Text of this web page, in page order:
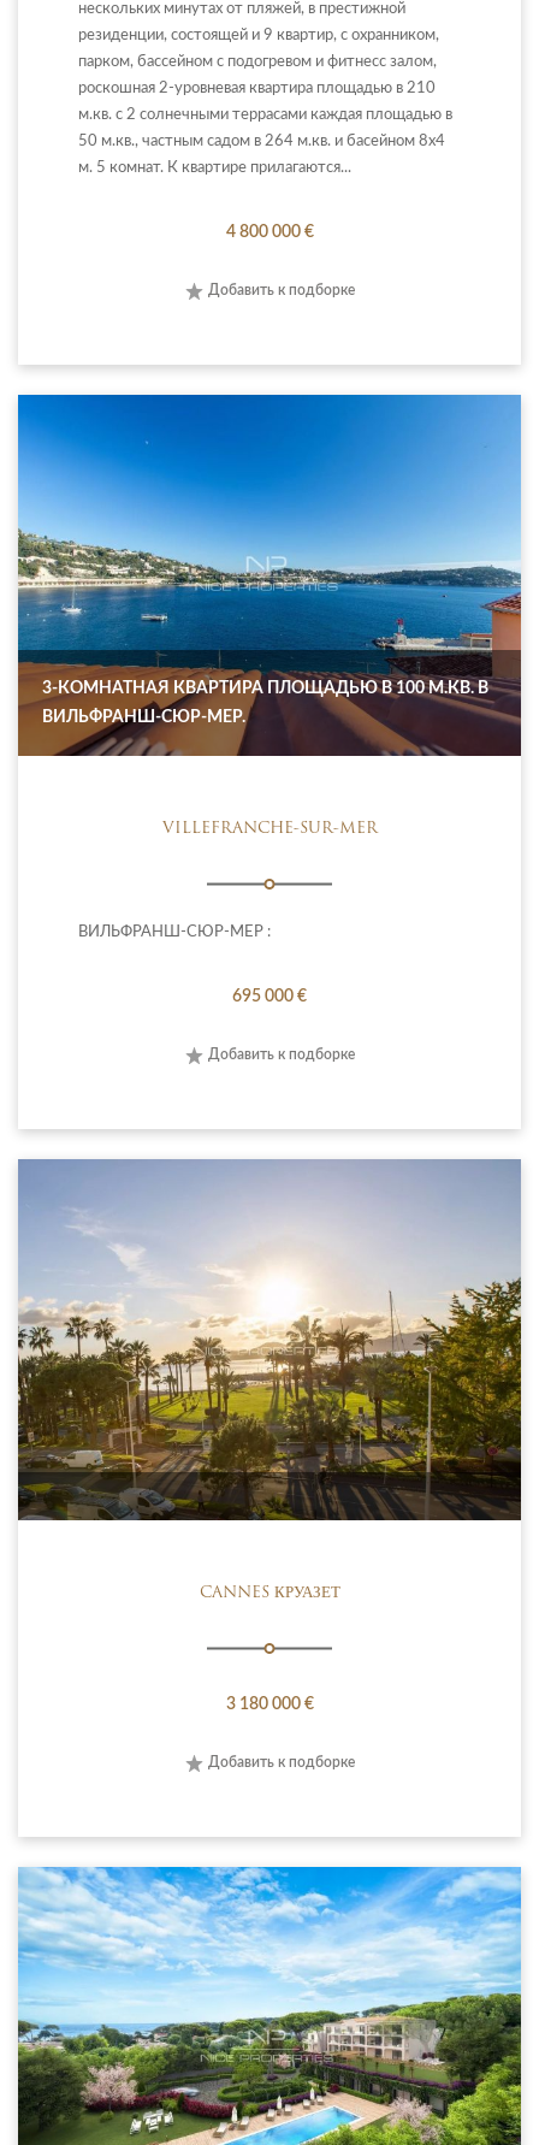
нескольких минутах от пляжей, в престижной
резиденции, состоящей и 9 квартир, с охранником,
парком, бассейном с подогревом и фитнесс залом,
роскошная 2-уровневая квартира площадью в 210
м.кв. с 2 солнечными террасами каждая площадью в
50 м.кв., частным садом в 264 м.кв. и басейном 8х4
м. 5 комнат. К квартире прилагаются...
4 800 000 €
Добавить к подборке
3-КОМНАТНАЯ КВАРТИРА ПЛОЩАДЬЮ В 100 М.КВ. В
ВИЛЬФРАНШ-СЮР-МЕР.
VILLEFRANCHE-SUR-MER
ВИЛЬФРАНШ-СЮР-МЕР :
695 000 €
Добавить к подборке
CANNES КРУАЗЕТ
3 180 000 €
Добавить к подборке